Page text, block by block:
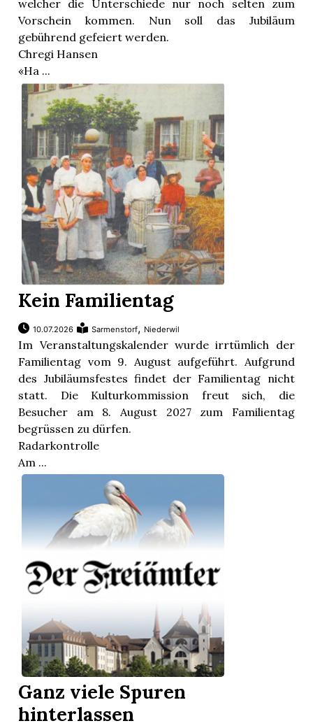
welcher die Unterschiede nur noch selten zum
Vorschein kommen. Nun soll das Jubiläum
gebührend gefeiert werden.
Chregi Hansen
«Ha ...
Kein Familientag
10.07.2026 Sarmenstorf, Niederwil
Im Veranstaltungskalender wurde irrtümlich der
Familientag vom 9. August aufgeführt. Aufgrund
des Jubiläumsfestes findet der Familientag nicht
statt. Die Kulturkommission freut sich, die
Besucher am 8. August 2027 zum Familientag
begrüssen zu dürfen.
Radarkontrolle
Am ...
Ganz viele Spuren
hinterlassen